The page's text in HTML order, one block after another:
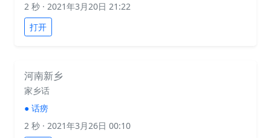
2 秒 · 2021年3月20日 21:22
打开
河南新乡
家乡话
● 话痨
2 秒 · 2021年3月26日 00:10